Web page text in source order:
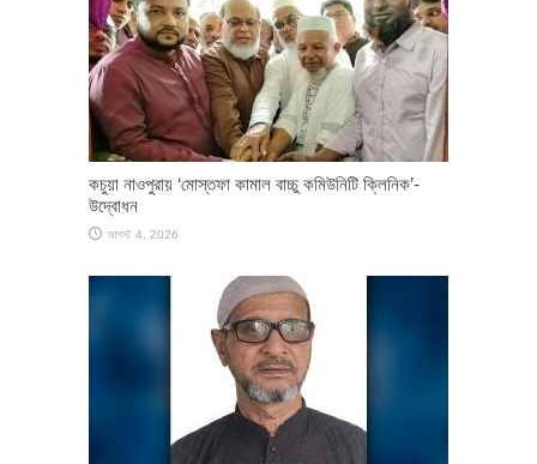
কচুয়া নাওপুরায় ‘মোস্তফা কামাল বাচ্চু কমিউনিটি ক্লিনিক’-
উদ্বোধন
আগস্ট 4, 2026